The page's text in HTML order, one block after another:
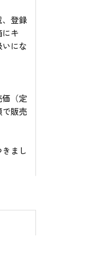
登録
キ
にな
価（定
販売
まし